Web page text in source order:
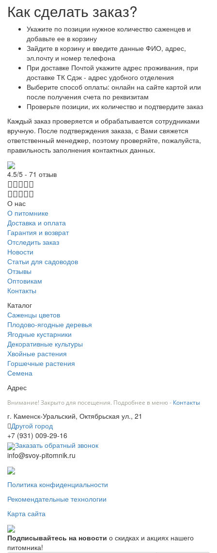
Как сделать заказ?
Укажите по позиции нужное количество саженцев и
добавьте ее в корзину
Зайдите в корзину и введите данные ФИО, адрес,
эл.почту и номер телефона
При доставке Почтой укажите адрес проживания, при
доставке ТК Сдэк - адрес удобного отделения
Выберите способ оплаты: онлайн на сайте картой или
после получения счета по реквизитам
Проверьте позиции, их количество и подтвердите заказ
Каждый заказ проверяется и обрабатывается сотрудниками
вручную. После подтверждения заказа, с Вами свяжется
ответственный менеджер, поэтому проверяйте, пожалуйста,
правильность заполнения контактных данных.
4.5/5 - 71 отзыв
О нас
О питомнике
Доставка и оплата
Гарантия и возврат
Отследить заказ
Новости
Статьи для садоводов
Отзывы
Оптовикам
Контакты
Каталог
Саженцы цветов
Плодово-ягодные деревья
Ягодные кустарники
Декоративные культуры
Хвойные растения
Горшечные растения
Семена
Адрес
Внимание! Закрыто для посещения. Подробнее в меню - Контакты
г. Каменск-Уральский, Октябрьская ул., 21
Другой город
+7 (931) 009-29-16
Заказать обратный звонок
info@svoy-pitomnik.ru
Политика конфиденциальности
Рекомендательные технологии
Карта сайта
Подписывайтесь на новости о скидках и акциях нашего
питомника!